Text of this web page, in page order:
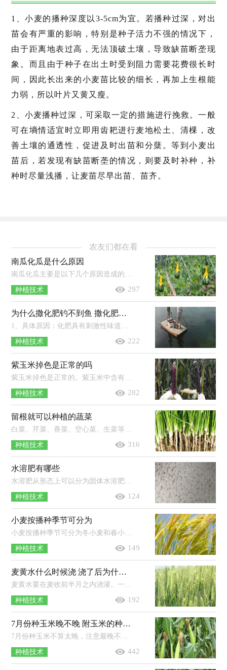
1、小麦的播种深度以3-5cm为宜。若播种过深，对出
苗会有严重的影响，特别是种子活力不强的情况下，
由于距离地表过高，无法顶破土壤，导致缺苗断垄现
象。而且由于种子在出土时受到阻力需要花费很长时
间，因此长出来的小麦苗比较的细长，再加上生根能
力弱，所以叶片又黄又瘦。
2、小麦播种过深，可采取一定的措施进行挽救。一般
可在墒情适宜时立即用齿耙进行麦地松土、清棵，改
善土壤的通透性，促进及时出苗和分蘖。等到小麦出
苗后，若发现有缺苗断垄的情况，则要及时补种，补
种时尽量浅播，让麦苗尽早出苗、苗齐。
农友们都在看
南瓜化瓜是什么原因
南瓜化瓜主要是以下几个原因造成的：主要原因是花期气温不适，而不适的温度条件会导致南瓜的授粉结瓜受到很严重影响；次要原因是在南瓜...
种植技术 297
为什么撒化肥钓不到鱼 撒化肥三天下雨有效吗
1、具体原因：化肥具有刺激性味道，撒入水中后鱼在短时间内难以适应，使得开口情况不佳。2、处理方法：选择在下雨天气去垂钓，或用增氧剂打...
种植技术 222
紫玉米掉色是正常的吗
紫玉米掉色是正常的。紫玉米中含有花青素，当它在水中被烹煮的时候其花青素就会被分解出来，从而将水染成了紫色，但这并不会影响到它的...
种植技术 282
留根就可以种植的蔬菜
白菜、芹菜、香菜、空心菜、生菜等都可以留根种植。其中留根种植白菜时，将白菜根横向切2-3厘米左右的块，栽种到装有土的花盆里，大约1...
种植技术 316
水溶肥有哪些
种植技术 124
小麦按播种季节可分为
种植技术 149
麦黄水什么时候浇 浇了后为什么容易死
种植技术 192
7月份种玉米晚不晚 附玉米的种植方法
种植技术 442